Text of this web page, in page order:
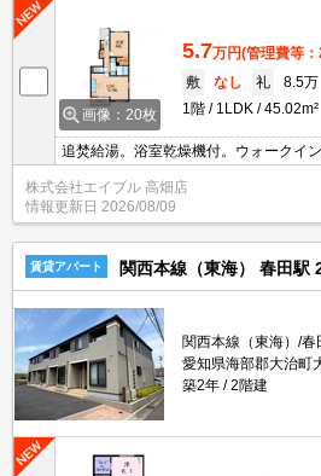
画像：20枚
5.7万円(管理費等
敷
なし 礼
8.5万
1階
1LDK 45.02m²
追焚給湯。浴室乾燥機付。ウォークイ
ターホン付き。BS受信可。CATV受信
トシステム加入要1,980円/月。
株式会社エイブル 高畑店
情報更新日 2026/08/09
賃貸アパート 関西本線（東海） 春田駅
関西本線（東海）/
愛知県海部郡大治町
築2年
2階建